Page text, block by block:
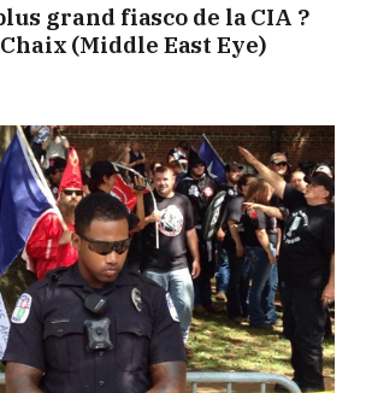
grand fiasco de la CIA ?
(Middle East Eye)